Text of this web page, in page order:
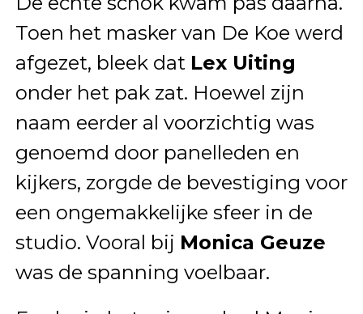
Toen het masker van De Koe werd
afgezet, bleek dat Lex Uiting
onder het pak zat. Hoewel zijn
naam eerder al voorzichtig was
genoemd door panelleden en
kijkers, zorgde de bevestiging voor
een ongemakkelijke sfeer in de
studio. Vooral bij Monica Geuze
was de spanning voelbaar.